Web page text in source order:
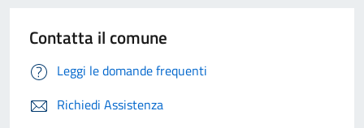
Contatta il comune
Leggi le domande frequenti
Richiedi Assistenza